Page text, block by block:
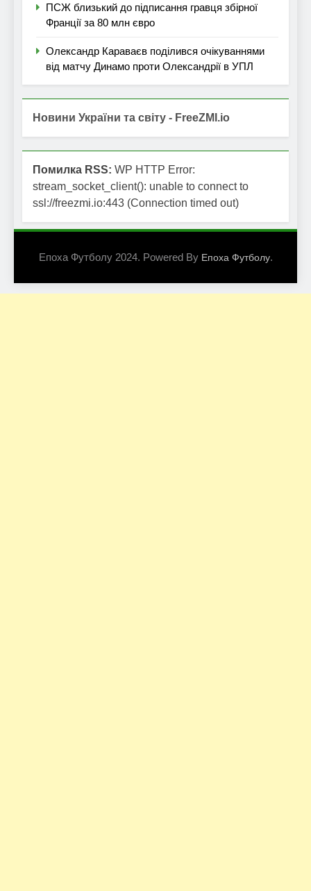
ПСЖ близький до підписання гравця збірної
Франції за 80 млн євро
Олександр Караваєв поділився очікуваннями
від матчу Динамо проти Олександрії в УПЛ
Новини України та світу - FreeZMI.io
Помилка RSS: WP HTTP Error:
stream_socket_client(): unable to connect to
ssl://freezmi.io:443 (Connection timed out)
Епоха Футболу 2024. Powered By Епоха Футболу.